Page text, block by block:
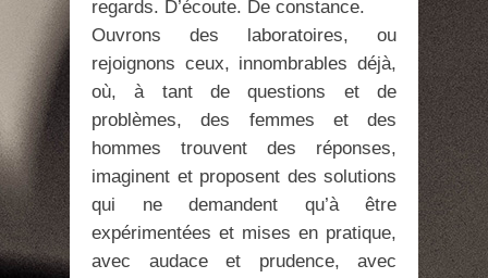
regards. D’écoute. De constance.
Ouvrons des laboratoires, ou
rejoignons ceux, innombrables déjà,
où, à tant de questions et de
problèmes, des femmes et des
hommes trouvent des réponses,
imaginent et proposent des solutions
qui ne demandent qu’à être
expérimentées et mises en pratique,
avec audace et prudence, avec